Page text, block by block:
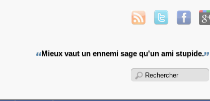
Mieux vaut un ennemi sage qu'un ami stupide.